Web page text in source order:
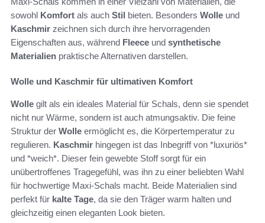
sowohl Komfort als auch Stil bieten. Besonders Wolle und
Kaschmir zeichnen sich durch ihre hervorragenden
Eigenschaften aus, während Fleece und synthetische
Materialien praktische Alternativen darstellen.
Wolle und Kaschmir für ultimativen Komfort
Wolle gilt als ein ideales Material für Schals, denn sie spendet
nicht nur Wärme, sondern ist auch atmungsaktiv. Die feine
Struktur der Wolle ermöglicht es, die Körpertemperatur zu
regulieren. Kaschmir hingegen ist das Inbegriff von *luxuriös*
und *weich*. Dieser fein gewebte Stoff sorgt für ein
unübertroffenes Tragegefühl, was ihn zu einer beliebten Wahl
für hochwertige Maxi-Schals macht. Beide Materialien sind
perfekt für kalte Tage, da sie den Träger warm halten und
gleichzeitig einen eleganten Look bieten.